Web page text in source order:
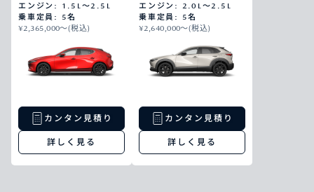
エンジン: 1.5L～2.5L
乗車定員: 5名
¥2,365,000〜(税込)
カンタン見積り
詳しく見る
エンジン: 2.0L～2.5L
乗車定員: 5名
¥2,640,000〜(税込)
カンタン見積り
詳しく見る